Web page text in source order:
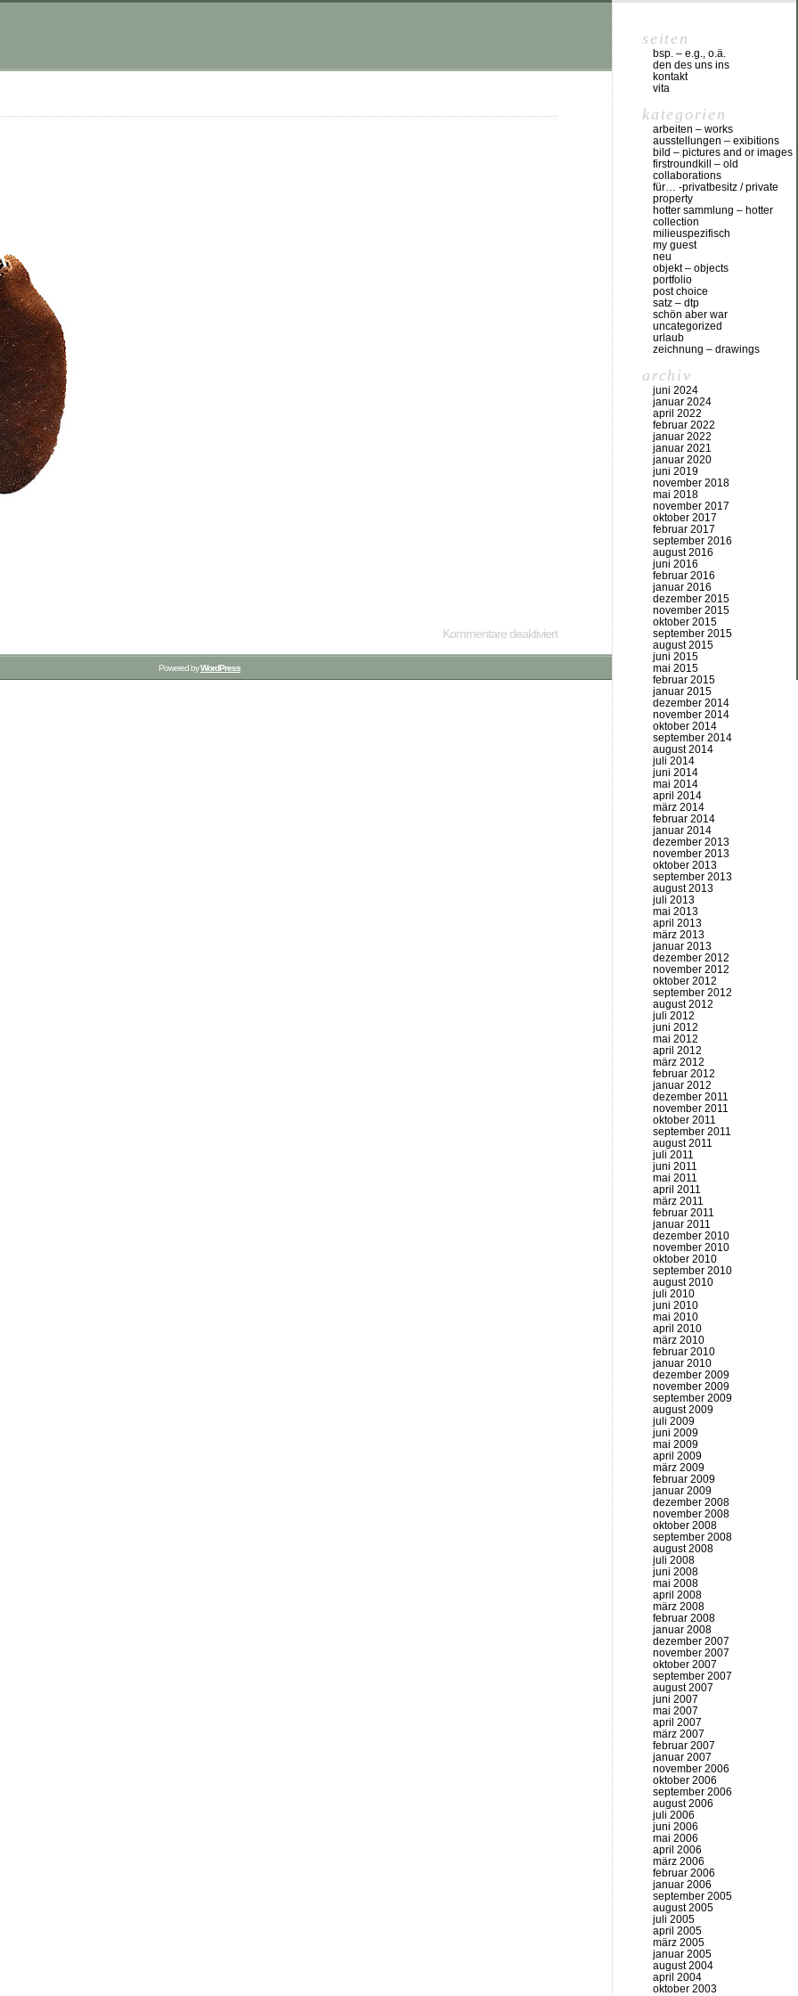
Kommentare deaktiviert
seiten
bsp. – e.g., o.ä.
den des uns ins
kontakt
vita
kategorien
arbeiten – works
ausstellungen – exibitions
bild – pictures and or images
firstroundkill – old
collaborations
für… -privatbesitz / private
property
hotter sammlung – hotter
collection
milieuspezifisch
my guest
neu
objekt – objects
portfolio
post choice
satz – dtp
schön aber war
uncategorized
urlaub
zeichnung – drawings
archiv
juni 2024
januar 2024
april 2022
februar 2022
januar 2022
januar 2021
januar 2020
juni 2019
november 2018
mai 2018
november 2017
oktober 2017
februar 2017
september 2016
august 2016
juni 2016
februar 2016
januar 2016
dezember 2015
november 2015
oktober 2015
september 2015
august 2015
juni 2015
mai 2015
februar 2015
januar 2015
dezember 2014
november 2014
oktober 2014
september 2014
august 2014
juli 2014
juni 2014
mai 2014
april 2014
märz 2014
februar 2014
januar 2014
dezember 2013
november 2013
oktober 2013
september 2013
august 2013
juli 2013
mai 2013
april 2013
märz 2013
januar 2013
dezember 2012
november 2012
oktober 2012
september 2012
august 2012
juli 2012
juni 2012
mai 2012
april 2012
märz 2012
februar 2012
januar 2012
dezember 2011
november 2011
oktober 2011
september 2011
august 2011
juli 2011
juni 2011
mai 2011
april 2011
märz 2011
februar 2011
januar 2011
dezember 2010
november 2010
oktober 2010
september 2010
august 2010
juli 2010
juni 2010
mai 2010
april 2010
märz 2010
februar 2010
januar 2010
dezember 2009
november 2009
september 2009
august 2009
juli 2009
juni 2009
mai 2009
april 2009
märz 2009
februar 2009
januar 2009
dezember 2008
november 2008
oktober 2008
september 2008
august 2008
juli 2008
juni 2008
mai 2008
april 2008
märz 2008
februar 2008
januar 2008
dezember 2007
november 2007
oktober 2007
september 2007
august 2007
juni 2007
mai 2007
april 2007
märz 2007
februar 2007
januar 2007
november 2006
oktober 2006
september 2006
august 2006
juli 2006
juni 2006
mai 2006
april 2006
märz 2006
februar 2006
januar 2006
september 2005
august 2005
juli 2005
april 2005
märz 2005
januar 2005
august 2004
april 2004
oktober 2003
Powered byWordPress